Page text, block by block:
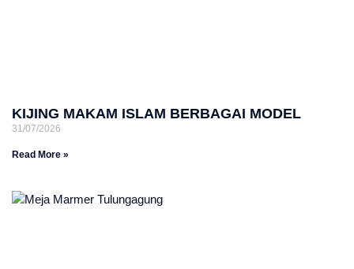
KIJING MAKAM ISLAM BERBAGAI MODEL
31/07/2026
Read More »